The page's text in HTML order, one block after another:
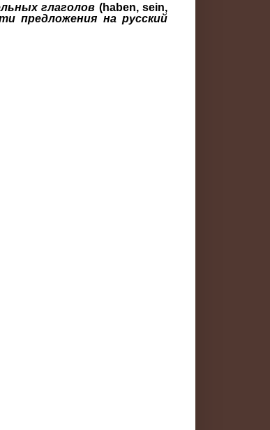
глаголов (haben,sein,
предложения на русский